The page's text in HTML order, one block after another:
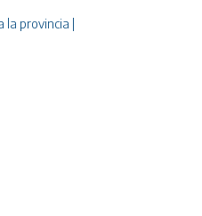
la provincia |